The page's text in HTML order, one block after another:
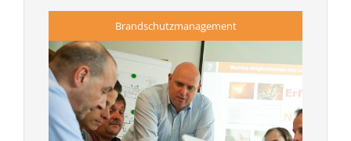
Brandschutzmanagement